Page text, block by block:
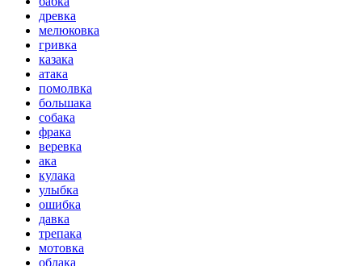
древка
мелюковка
гривка
казака
атака
помолвка
большака
собака
фрака
веревка
ака
кулака
улыбка
ошибка
давка
трепака
мотовка
облака